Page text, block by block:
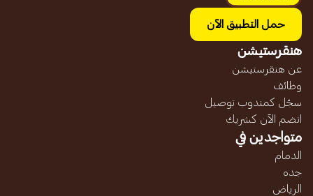
حمل التطبيق الآن
هنقرستيشن
عن هنقرستيشن
وظائف
سجّل كمندوب توصيل
انضم الآن كشريك
متواجدين في
الدمام
جده
الرياض